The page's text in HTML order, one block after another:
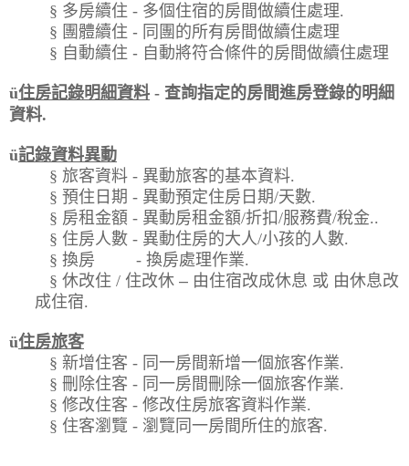
§ 多房續住 - 多個住宿的房間做續住處理.
§ 團體續住 - 同團的所有房間做續住處理
§ 自動續住 - 自動將符合條件的房間做續住處理
ü住房記錄明細資料 - 查詢指定的房間進房登錄的明細
資料.
ü記錄資料異動
§ 旅客資料 - 異動旅客的基本資料.
§ 預住日期- 異動預定住房日期/天數.
§ 房租金額 - 異動房租金額/折扣/服務費/稅金..
§ 住房人數 - 異動住房的大人/小孩的人數.
§ 換房 -換房處理作業.
§ 休改住 / 住改休– 由住宿改成休息 或 由休息改
成住宿.
ü住房旅客
§ 新增住客 - 同一房間新增一個旅客作業.
§ 刪除住客 - 同一房間刪除一個旅客作業.
§ 修改住客 -修改住房旅客資料作業.
§ 住客瀏覽 -瀏覽同一房間所住的旅客.